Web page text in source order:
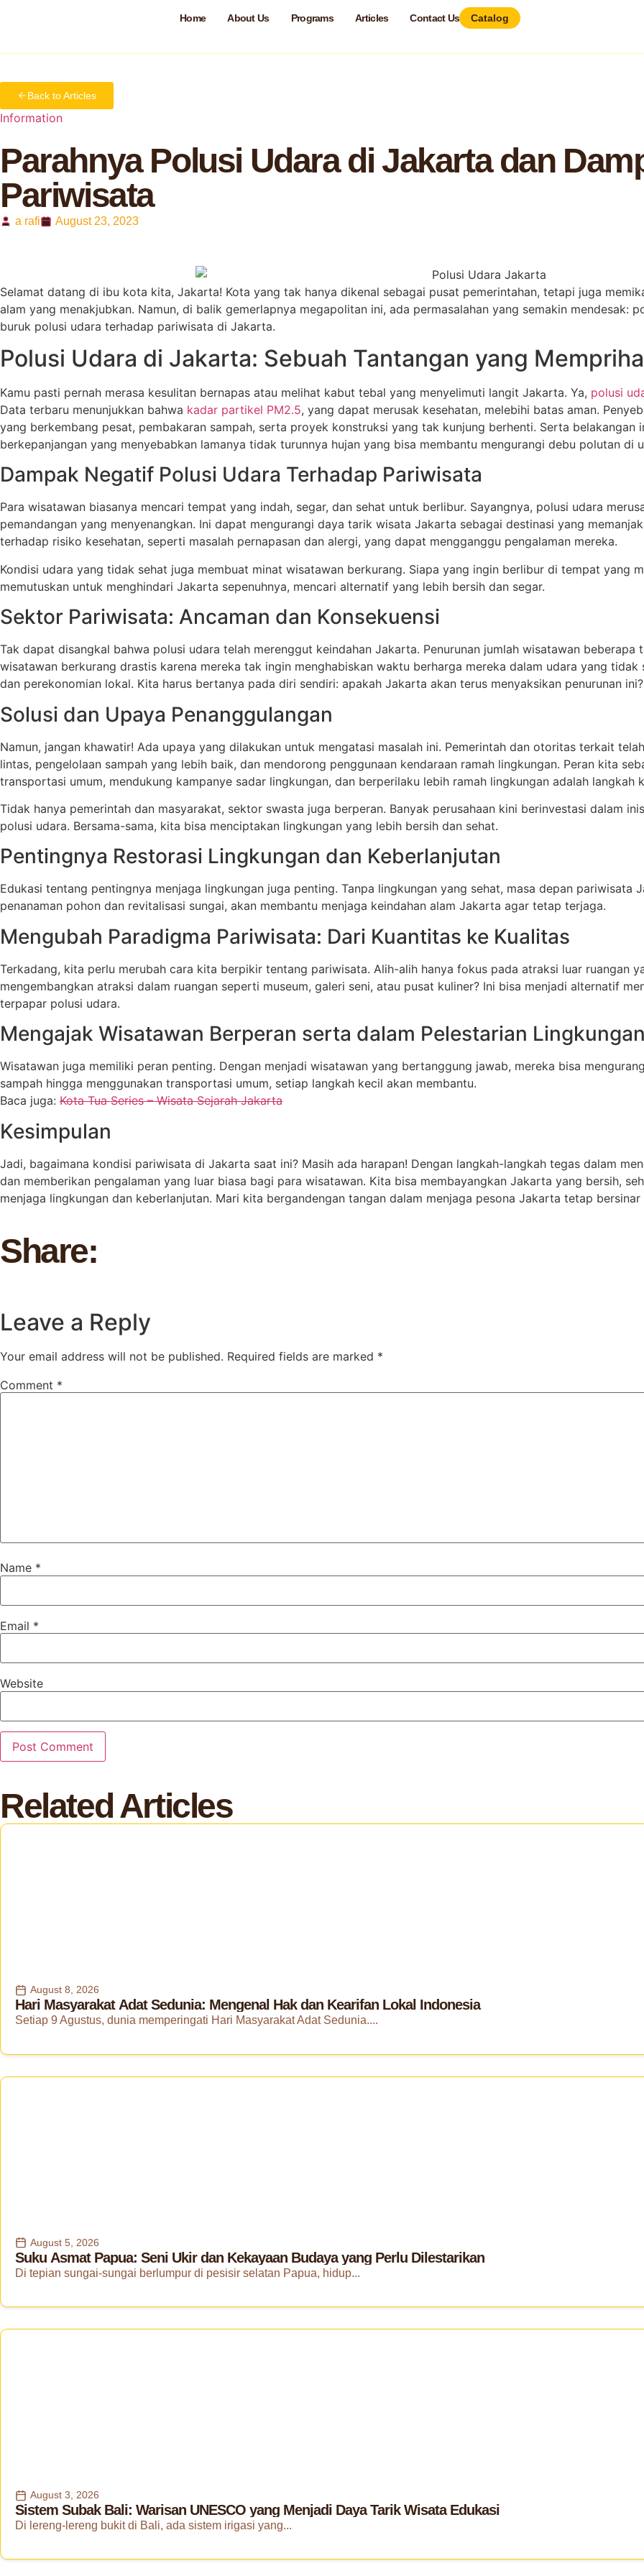
Home About Us Programs Articles Contact Us Catalog
Parahnya Polusi Udara di Jakarta dan Dampaknya Terhadap Pariwisata
Back to Articles
Information
Parahnya Polusi Udara di Jakarta dan
Pariwisata
a rafi August 23, 2023
Selamat datang di ibu kota kita, Jakarta! Kota yang tak hanya dikenal sebagai pusat pemerintahan, tetapi juga
alam yang menakjubkan. Namun, di balik gemerlapnya megapolitan ini, ada permasalahan yang semakin mendesak:
buruk polusi udara terhadap pariwisata di Jakarta.
Polusi Udara di Jakarta: Sebuah Tantangan yang
Kamu pasti pernah merasa kesulitan bernapas atau melihat kabut tebal yang menyelimuti langit Jakarta. Ya, polusi
Data terbaru menunjukkan bahwa kadar partikel PM2.5, yang dapat merusak kesehatan, melebihi batas aman.
yang berkembang pesat, pembakaran sampah, serta proyek konstruksi yang tak kunjung berhenti. Serta
berkepanjangan yang menyebabkan lamanya tidak turunnya hujan yang bisa membantu mengurangi debu polutan di
Dampak Negatif Polusi Udara Terhadap Pariwisata
Para wisatawan biasanya mencari tempat yang indah, segar, dan sehat untuk berlibur. Sayangnya, polusi udara
pemandangan yang menyenangkan. Ini dapat mengurangi daya tarik wisata Jakarta sebagai destinasi yang
terhadap risiko kesehatan, seperti masalah pernapasan dan alergi, yang dapat mengganggu pengalaman mereka.
Kondisi udara yang tidak sehat juga membuat minat wisatawan berkurang. Siapa yang ingin berlibur di tempat yang
memutuskan untuk menghindari Jakarta sepenuhnya, mencari alternatif yang lebih bersih dan segar.
Sektor Pariwisata: Ancaman dan Konsekuensi
Tak dapat disangkal bahwa polusi udara telah merenggut keindahan Jakarta. Penurunan jumlah wisatawan
wisatawan berkurang drastis karena mereka tak ingin menghabiskan waktu berharga mereka dalam udara yang
dan perekonomian lokal. Kita harus bertanya pada diri sendiri: apakah Jakarta akan terus menyaksikan penurunan ini?
Solusi dan Upaya Penanggulangan
Namun, jangan khawatir! Ada upaya yang dilakukan untuk mengatasi masalah ini. Pemerintah dan otoritas terkait
lintas, pengelolaan sampah yang lebih baik, dan mendorong penggunaan kendaraan ramah lingkungan. Peran kita
transportasi umum, mendukung kampanye sadar lingkungan, dan berperilaku lebih ramah lingkungan adalah langkah
Tidak hanya pemerintah dan masyarakat, sektor swasta juga berperan. Banyak perusahaan kini berinvestasi dalam
polusi udara. Bersama-sama, kita bisa menciptakan lingkungan yang lebih bersih dan sehat.
Pentingnya Restorasi Lingkungan dan Keberlanjutan
Edukasi tentang pentingnya menjaga lingkungan juga penting. Tanpa lingkungan yang sehat, masa depan
penanaman pohon dan revitalisasi sungai, akan membantu menjaga keindahan alam Jakarta agar tetap terjaga.
Mengubah Paradigma Pariwisata: Dari Kuantitas ke Kualitas
Terkadang, kita perlu merubah cara kita berpikir tentang pariwisata. Alih-alih hanya fokus pada atraksi luar ruangan
mengembangkan atraksi dalam ruangan seperti museum, galeri seni, atau pusat kuliner? Ini bisa menjadi alternatif
terpapar polusi udara.
Mengajak Wisatawan Berperan serta dalam Pelestarian Lingkungan
Wisatawan juga memiliki peran penting. Dengan menjadi wisatawan yang bertanggung jawab, mereka bisa
sampah hingga menggunakan transportasi umum, setiap langkah kecil akan membantu.
Baca juga: Kota Tua Series – Wisata Sejarah Jakarta
Kesimpulan
Jadi, bagaimana kondisi pariwisata di Jakarta saat ini? Masih ada harapan! Dengan langkah-langkah tegas dalam
dan memberikan pengalaman yang luar biasa bagi para wisatawan. Kita bisa membayangkan Jakarta yang bersih,
menjaga lingkungan dan keberlanjutan. Mari kita bergandengan tangan dalam menjaga pesona Jakarta tetap bersinar
Share:
Leave a Reply
Your email address will not be published. Required fields are marked *
Comment *
Name *
Email *
Website
Related Articles
August 8, 2026
Hari Masyarakat Adat Sedunia: Mengenal Hak dan Kearifan Lokal Indonesia
Setiap 9 Agustus, dunia memperingati Hari Masyarakat Adat Sedunia....
August 5, 2026
Suku Asmat Papua: Seni Ukir dan Kekayaan Budaya yang Perlu Dilestarikan
Di tepian sungai-sungai berlumpur di pesisir selatan Papua, hidup...
August 3, 2026
Sistem Subak Bali: Warisan UNESCO yang Menjadi Daya Tarik Wisata Edukasi
Di lereng-lereng bukit di Bali, ada sistem irigasi yang...